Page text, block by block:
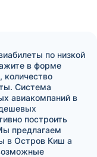
по низкой
в форме
количество
Система
авиакомпаний в
построить
предлагаем
в Остров Киш а